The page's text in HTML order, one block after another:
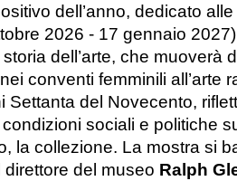
dell’anno, dedicato alle
2026 - 17 gennaio
dell’arte, che muoverà
conventi femminili all’arte
Settanta del Novecento,
sociali e politiche
la collezione. La mostra si
del museo Ralph